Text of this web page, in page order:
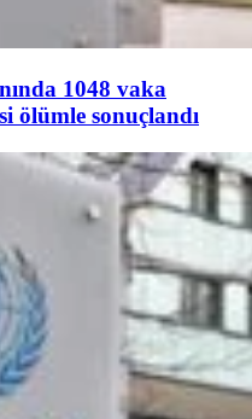
1048 vaka
ölümle sonuçlandı